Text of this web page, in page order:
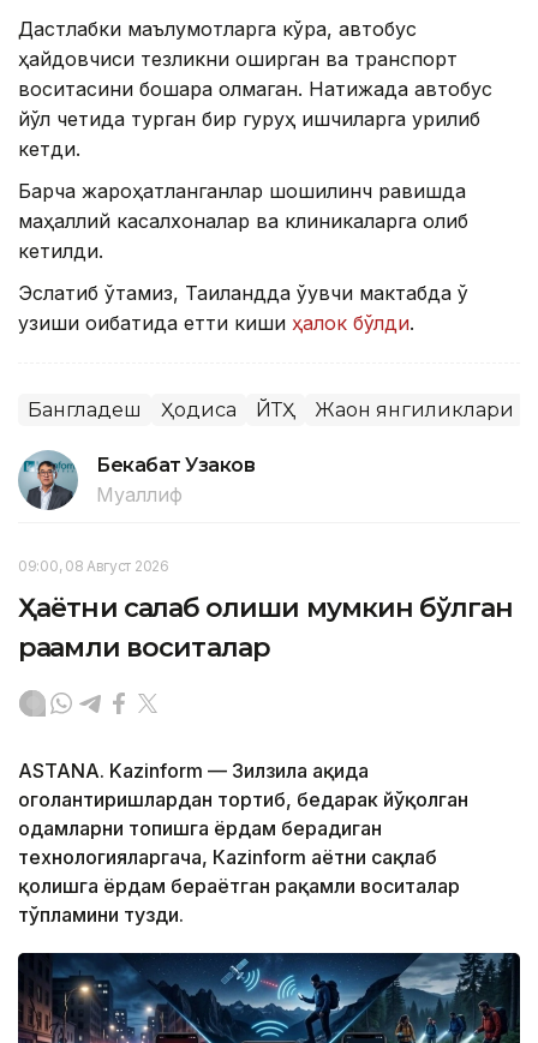
Дастлабки маълумотларга кўра, автобус
ҳайдовчиси тезликни оширган ва транспорт
воситасини бошқара олмаган. Натижада автобус
йўл четида турган бир гуруҳ ишчиларга урилиб
кетди.
Барча жароҳатланганлар шошилинч равишда
маҳаллий касалхоналар ва клиникаларга олиб
кетилди.
Эслатиб ўтамиз, Таиландда ўқувчи мактабда ўқ
узиши оқибатида етти киши ҳалок бўлди.
Бангладеш Ҳодиса ЙТҲ Жаҳон янгиликлари
Бекабат Узаков
Муаллиф
09:00, 08 Август 2026
Ҳаётни сақлаб қолиши мумкин бўлган
рақамли воситалар
ASTANA. Kazinform — Зилзила ҳақида
огоҳлантиришлардан тортиб, бедарак йўқолган
одамларни топишга ёрдам берадиган
технологияларгача, Кazinform ҳаётни сақлаб
қолишга ёрдам бераётган рақамли воситалар
тўпламини тузди.